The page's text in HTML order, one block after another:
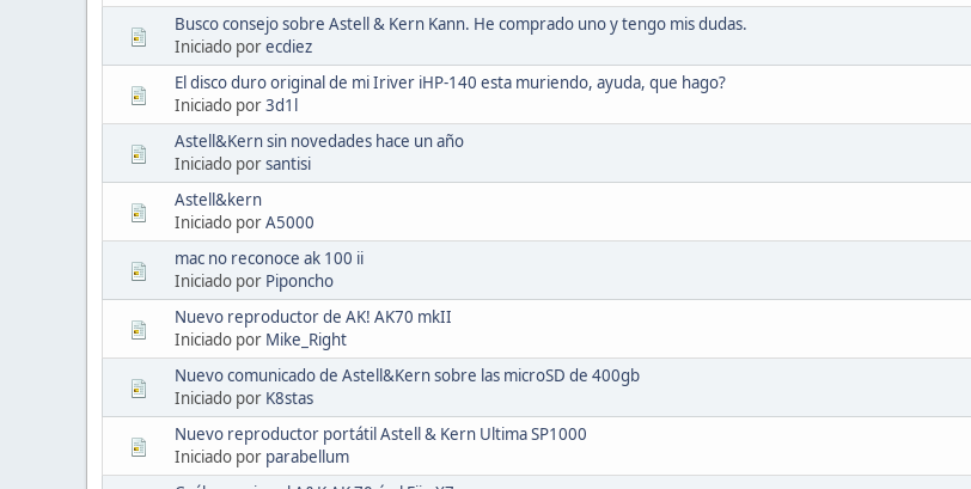
Busco consejo sobre Astell & Kern Kann. He comprado uno y tengo mis dudas.
Iniciado porecdiez
El disco duro original de mi Iriver iHP-140 esta muriendo, ayuda, que hago?
Iniciado por3d1l
Astell&Kern sin novedades hace un año
Iniciado porsantisi
Astell&kern
Iniciado porA5000
mac no reconoce ak 100 ii
Iniciado por Piponcho
Nuevo reproductor de AK! AK70 mkII
Iniciado por Mike_Right
Nuevo comunicado de Astell&Kern sobre las microSD de 400gb
Iniciado por K8stas
Nuevo reproductor portátil Astell & Kern Ultima SP1000
Iniciado por parabellum